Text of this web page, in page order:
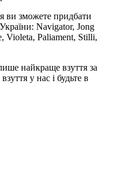
ви зможете придбати
Navigator, Jong
Paliament, Stilli,
найкраще взуття за
у нас і будьте в